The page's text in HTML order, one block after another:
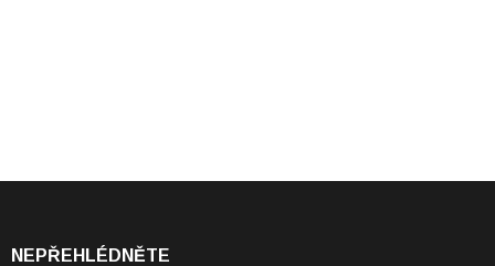
NEPŘEHLÉDNĚTE